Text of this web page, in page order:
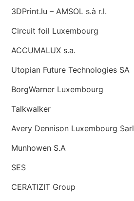
3DPrint.lu – AMSOL s.à r.l.
Circuit foil Luxembourg
ACCUMALUX s.a.
Utopian Future Technologies SA
BorgWarner Luxembourg
Talkwalker
Avery Dennison Luxembourg Sarl
Munhowen S.A
SES
CERATIZIT Group